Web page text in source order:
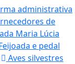
administrativa
de
Maria Lúcia
e pedal
Aves silvestres